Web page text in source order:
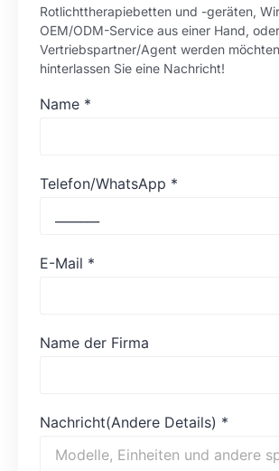
Rotlichttherapiebetten und -geräten,
OEM/ODM-Service aus einer Hand,
Vertriebspartner/Agent werden
hinterlassen Sie eine Nachricht!
Name *
Telefon/WhatsApp *
E-Mail *
Name der Firma
Nachricht(Andere Details) *